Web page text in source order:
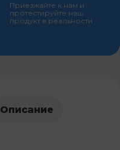
Приезжайте к нам и
протестируйте наш
продукт в реальности
Описание